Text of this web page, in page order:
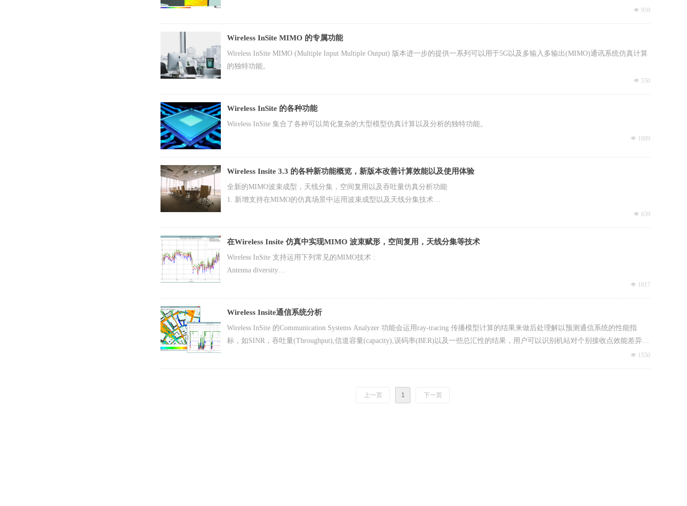
넶 959
Wireless InSite MIMO 的专属功能
Wireless InSite MIMO (Multiple Input Multiple Output) 版本进一步的提供一系列可以用于5G以及多输入多输出(MIMO)通讯系统仿真计算
的独特功能。
넶 550
Wireless InSite 的各种功能
Wireless InSite 集合了各种可以简化复杂的大型模型仿真计算以及分析的独特功能。
넶 1889
Wireless Insite 3.3 的各种新功能概览，新版本改善计算效能以及使用体验
全新的MIMO波束成型，天线分集，空间复用以及吞吐量仿真分析功能
1. 新增支持在MIMO的仿真场景中运用波束成型以及天线分集技术
4. 加MIMO仿真计算的输出种类
넶 659
在Wireless Insite 仿真中实现MIMO 波束赋形，空间复用，天线分集等技术
Wireless InSite 支持运用下列常见的MIMO技术 :
Antenna diversity
넶 1017
Wireless Insite通信系统分析
Wireless InSite 的Communication Systems Analyzer 功能会运用ray-tracing 传播模型计算的结果来做后处理解以预测通信系统的性能指
标，如SINR，吞吐量(Throughput),信道容量(capacity),误码率(BER)以及一些总汇性的结果，用户可以识别机站对个别接收点效能差异并
且了解将系统视为一个整体时的涵盖范围。MIMO版的用户还可以从多种MIMO信道技术中做选择并且运用在发射/接收端，产生多个数
넶 1550
上一页 1 下一页